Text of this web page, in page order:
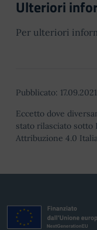
Ulteriori
Per ulteriori
Pubblicato: 17.09.2021
Eccetto dove
stato rilasciato sotto
Attribuzione 4.0